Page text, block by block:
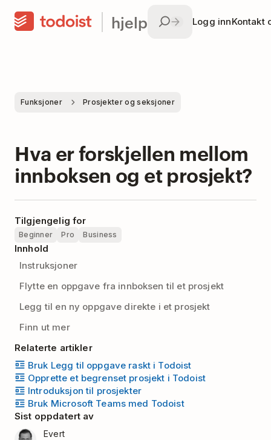
hjelp Logg innKontakt
Funksjoner Prosjekter og seksjoner
Hva er forskjellen mellom
innboksen og et prosjekt?
Tilgjengelig for
Beginner Pro Business
Innhold
Instruksjoner
Flytte en oppgave fra innboksen til et prosjekt
Legg til en ny oppgave direkte i et prosjekt
Finn ut mer
Relaterte artikler
Bruk Legg til oppgave raskt i Todoist
Opprette et begrenset prosjekt i Todoist
Introduksjon til prosjekter
Bruk Microsoft Teams med Todoist
Sist oppdatert av
Evert